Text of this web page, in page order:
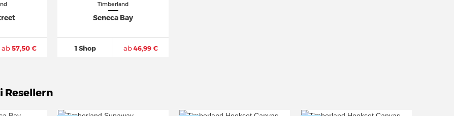
ab57,50 €
Timberland
Seneca Bay
1 Shop ab46,99 €
Resellern